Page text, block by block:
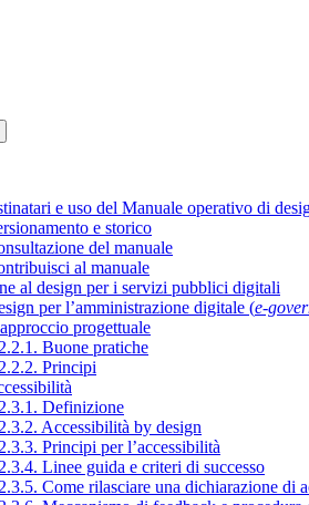
e uso del Manuale operativo di
e storico
del manuale
al manuale
al design per i servizi pubblici digitali
per l’amministrazione digitale (e-
progettuale
2.2.1. Buone pratiche
2.2.2. Principi
2.3.1. Definizione
2.3.2. Accessibilità by design
2.3.3. Principi per l’accessibilità
2.3.4. Linee guida e criteri di successo
2.3.5. Come rilasciare una dichiarazione di